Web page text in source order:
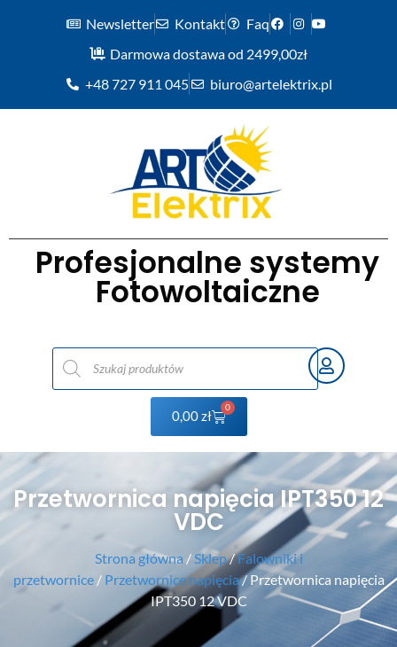
Newsletter Kontakt
Faq
Darmowa dostawa od 2499,00zł
+48 727 911 045
biuro@artelektrix.pl
Profesjonalne systemy
Fotowoltaiczne
0,00zł
0
Przetwornica napięcia IPT350 12
VDC
Strona główna / Sklep/Falowniki i
przetwornice/ Przetwornice napięcia/ Przetwornica napięcia
IPT350 12 VDC